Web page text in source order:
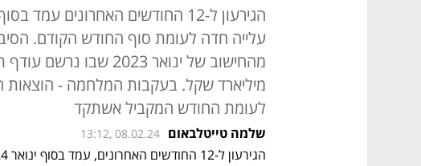
עלייה חדה לעומת סוף החודש הקודם.
לעומת החודש המקביל אשתקד
שלמה טייטלבאום 13:12, 08.02.24